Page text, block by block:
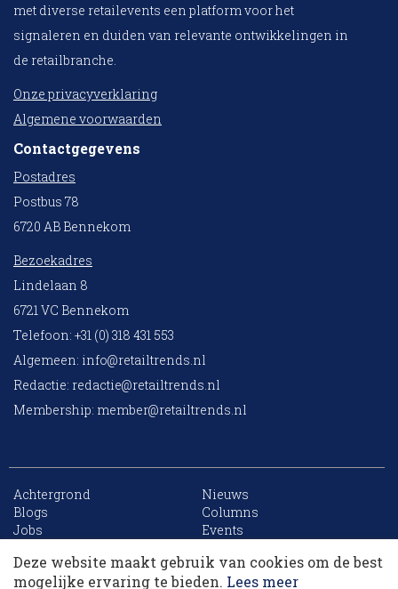
met diverse retailevents een platform voor het
signaleren en duiden van relevante ontwikkelingen in
de retailbranche.
Onze privacyverklaring
Algemene voorwaarden
Contactgegevens
Postadres
Postbus 78
6720 AB Bennekom
Bezoekadres
Lindelaan 8
6721 VC Bennekom
Telefoon: +31 (0) 318 431 553
Algemeen: info@retailtrends.nl
Redactie: redactie@retailtrends.nl
Membership: member@retailtrends.nl
Achtergrond
Nieuws
Blogs
Columns
Jobs
Events
Archief
Sitemap
Deze website maakt gebruik van cookies om de best
mogelijke ervaring te bieden. Lees meer
10 collega’s
Korting op events